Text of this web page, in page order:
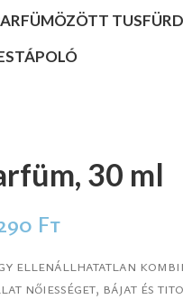
30 ml
Ft
ellenállhatatlan
nőiességet, bájat és